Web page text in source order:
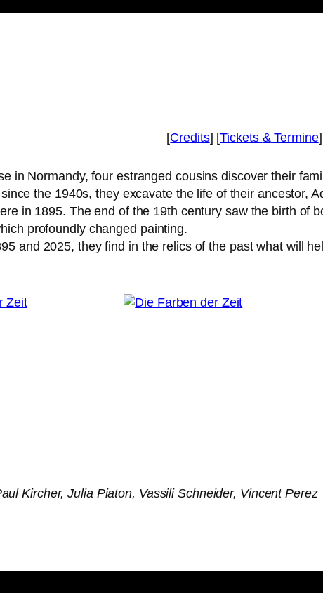
[Credits] [Tickets &Termine
in Normandy, four estran­ged cou­sins dis­co­ver their
the 1940s, they excava­te the life of their ances­tor,
in 1895. The end of the 19th cen­tu­ry saw the birth of
pro­found­ly chan­ged pain­ting.
and 2025, they find in the relics of the past what will
Kircher, Julia Piaton, Vassili Schneider, Vincent Perez